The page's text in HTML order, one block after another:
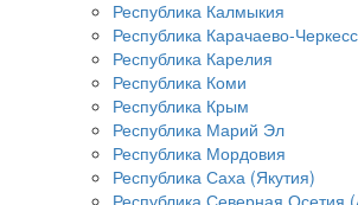
Республика Калмыкия
Республика Карачаево-
Республика Карелия
Республика Коми
Республика Крым
Республика Марий Эл
Республика Мордовия
Республика Саха (Якутия)
Республика Северная Осетия